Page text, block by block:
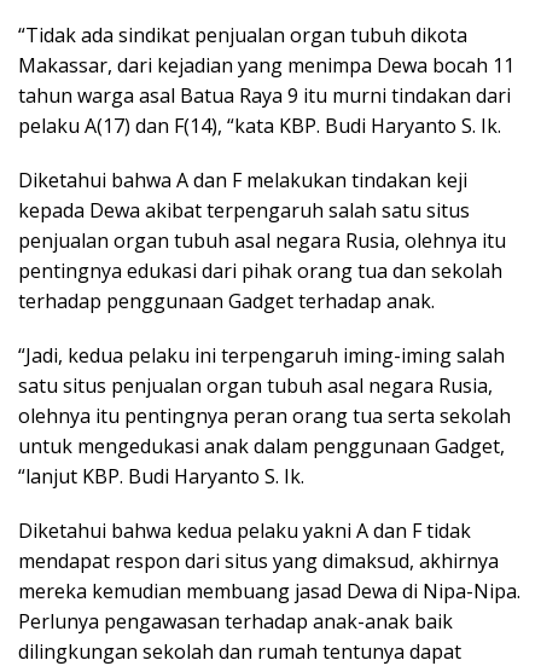
“Tidak ada sindikat penjualan organ tubuh dikota
Makassar, dari kejadian yang menimpa Dewa bocah 11
tahun warga asal Batua Raya 9 itu murni tindakan dari
pelaku A(17) dan F(14), “kata KBP. Budi Haryanto S. Ik.
Diketahui bahwa A dan F melakukan tindakan keji
kepada Dewa akibat terpengaruh salah satu situs
penjualan organ tubuh asal negara Rusia, olehnya itu
pentingnya edukasi dari pihak orang tua dan sekolah
terhadap penggunaan Gadget terhadap anak.
“Jadi, kedua pelaku ini terpengaruh iming-iming salah
satu situs penjualan organ tubuh asal negara Rusia,
olehnya itu pentingnya peran orang tua serta sekolah
untuk mengedukasi anak dalam penggunaan Gadget,
“lanjut KBP. Budi Haryanto S. Ik.
Diketahui bahwa kedua pelaku yakni A dan F tidak
mendapat respon dari situs yang dimaksud, akhirnya
mereka kemudian membuang jasad Dewa di Nipa-Nipa.
Perlunya pengawasan terhadap anak-anak baik
dilingkungan sekolah dan rumah tentunya dapat